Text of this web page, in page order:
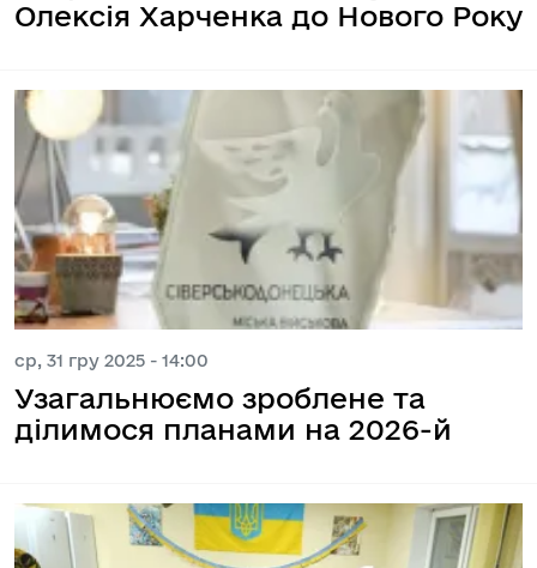
Олексія Харченка до Нового Року
ср, 31 гру 2025 - 14:00
Узагальнюємо зроблене та
ділимося планами на 2026-й